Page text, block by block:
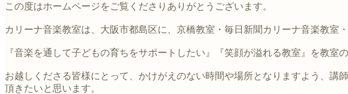
この度はホームページをご覧くださりありがとうございます。
カリーナ音楽教室は、大阪市都島区に、京橋教室・毎日新聞カリーナ音楽教室
『音楽を通して子どもの育ちをサポートしたい』『笑顔が溢れる教室』を教室
お越しくださる皆様にとって、かけがえのない時間や場所となりますよう、
頂きたいと思います。